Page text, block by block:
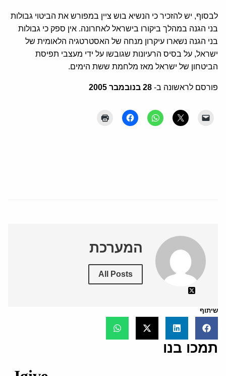
לבסוף, יש להזכיר כי הנשיא בוש ציין במפורש את הביטוי גבולות
בני הגנה במהלך ביקורו בישראל לאחרונה. אין ספק כי גבולות
בני הגנה נשארו עיקרון מנחה של האסטרטגיה הלאומית של
ישראל, על בסיס הרעיונות שגובשו על ידי מעצבי תפיסת
הביטחון של ישראל מאז מלחמת ששת הימים.
פורסם לראשונה ב- 28 בנובמבר 2005
המערכת
All Posts
שיתוף
תמכו בנו